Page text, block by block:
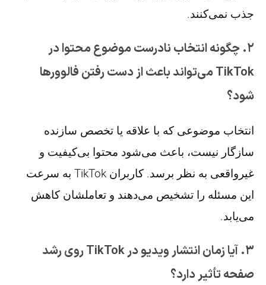
جذب نمی‌کنند.
۲. چگونه انتخاب نادرست موضوع محتوا در
TikTok می‌تواند باعث از دست رفتن فالوورها
شود؟
انتخاب موضوعی که با علاقه یا تخصص سازنده
سازگار نیست، باعث می‌شود محتوا بی‌کیفیت و
غیرواقعی به نظر برسد. کاربران TikTok به سرعت
این مسئله را تشخیص می‌دهند و تعاملشان کاهش
می‌یابد.
۳. آیا زمان انتشار ویدیو در TikTok روی رشد
صفحه تأثیر دارد؟